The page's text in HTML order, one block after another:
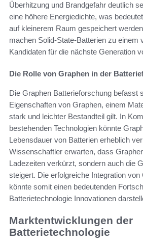
Überhitzung und Brandgefahr deutlich
eine höhere Energiedichte, was
auf kleinerem Raum gespeichert
machen Solid-State-Batterien zu einem
Kandidaten für die nächste Generation
Die Rolle von Graphen in der
Die Graphen Batterieforschung befasst
Eigenschaften von Graphen, einem
stark und leichter Bestandteil gilt. In
bestehenden Technologien könnte
Lebensdauer von Batterien erheblich
Wissenschaftler erwarten, dass
Ladezeiten verkürzt, sondern auch die
steigert. Die erfolgreiche Integration von
könnte somit einen bedeutenden
Batterietechnologie Innovationen
Marktentwicklungen der
Batterietechnologie